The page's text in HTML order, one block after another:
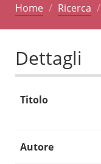
Home Ricerca
Dettagli
Titolo
Autore